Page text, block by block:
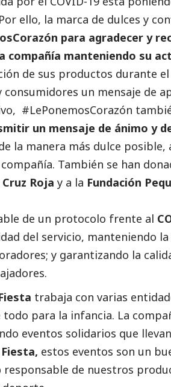
ello, la marca de dulces y
para agradecer y
compañía manteniendo su
de sus productos durante el
consumidores un mensaje de
#LePonemosCorazón
un mensaje de ánimo y
la manera más dulce posible,
compañía. También se han
Cruz Roja y a la Fundación
de un protocolo frente al
del servicio, manteniendo
y garantizando la
trabaja con varias
para la infancia. La
eventos solidarios que
Fiesta, estos eventos son un
de nuestros